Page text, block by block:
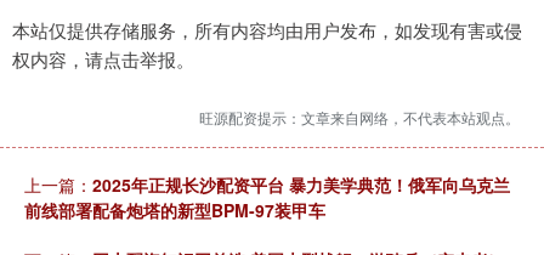
本站仅提供存储服务，所有内容均由用户发布，如发现有害或侵
权内容，请点击举报。
旺源配资提示：文章来自网络，不代表本站观点。
上一篇： 2025年正规长沙配资平台 暴力美学典范！俄军向乌克兰
前线部署配备炮塔的新型BPM-97装甲车